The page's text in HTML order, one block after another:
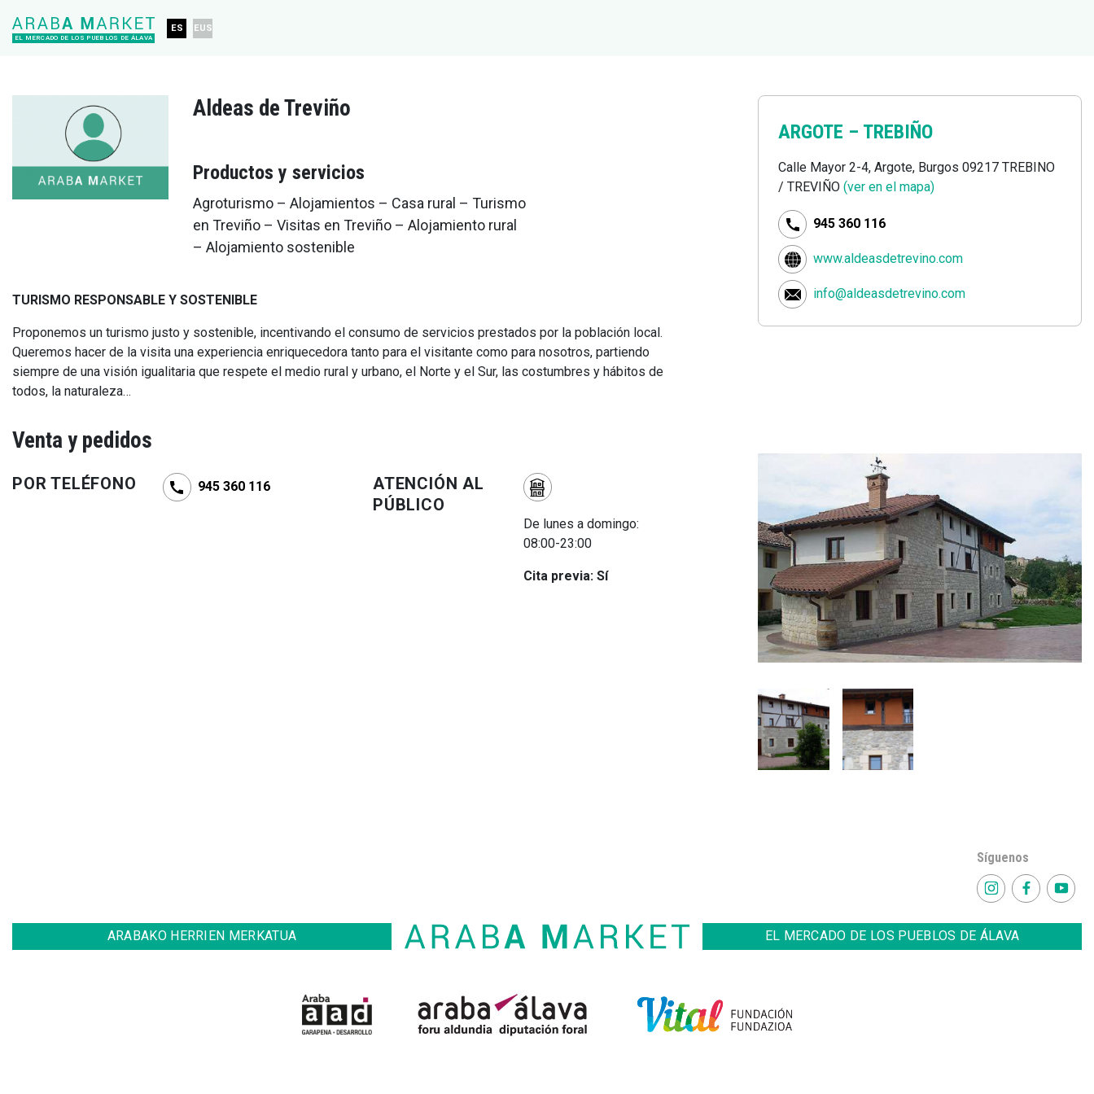
EL MERCADO DE LOS PUEBLOS DE ÁLAVA
ES EUS
Aldeas de Treviño
Productos y servicios
Agroturismo – Alojamientos – Casa rural – Turismo
en Treviño – Visitas en Treviño – Alojamiento rural
– Alojamiento sostenible
TURISMO RESPONSABLE Y SOSTENIBLE
Proponemos un turismo justo y sostenible, incentivando el consumo de servicios prestados por la población local.
Queremos hacer de la visita una experiencia enriquecedora tanto para el visitante como para nosotros, partiendo
siempre de una visión igualitaria que respete el medio rural y urbano, el Norte y el Sur, las costumbres y hábitos de
todos, la naturaleza…
ARGOTE – TREBIÑO
Calle Mayor 2-4, Argote, Burgos 09217 TREBINO
/ TREVIÑO (ver en el mapa)
945 360 116
www.aldeasdetrevino.com
info@aldeasdetrevino.com
Venta y pedidos
POR TELÉFONO 945 360 116
ATENCIÓN AL
PÚBLICO
De lunes a domingo:
08:00-23:00
Cita previa: Sí
Síguenos
ARABAKO HERRIEN MERKATUA EL MERCADO DE LOS PUEBLOS DE ÁLAVA